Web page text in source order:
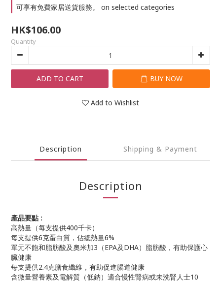
可享有免費家居送貨服務。 on selected categories
HK$106.00
Quantity
ADD TO CART BUY NOW
Add to Wishlist
Description Shipping & Payment
Description
產品要點 :
高熱量（每支提供400千卡）
每支提供6克蛋白質，佔總熱量6%
單元不飽和脂肪酸及奧米加3（EPA及DHA）脂肪酸，有助保護心
臟健康
每支提供2.4克膳食纖維，有助促進腸道健康
含微量營養素及電解質（低鈉）適合慢性腎病或未洗腎人士10